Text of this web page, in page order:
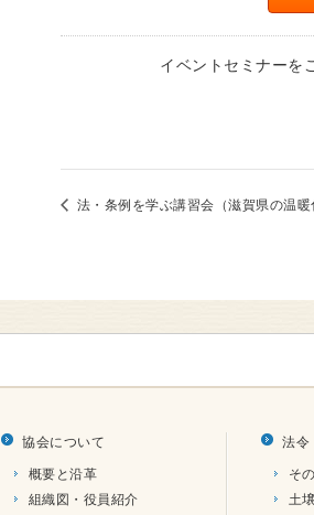
イベントセミナーを
法・条例を学ぶ講習会（滋賀県の温暖
協会について
概要と沿革
組織図・役員紹介
法令
そ
土